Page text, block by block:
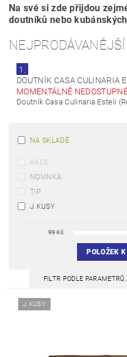
Na své si zde přijdou
doutníků nebo
NEJPRODÁVANĚJŠÍ
1.
DOUTNÍK CASA CULINARIA
MOMENTÁLNĚ
Doutník Casa Culinaria Esteli
NA SKLADĚ
AKCE
NOVINKA
TIP
J.KUSY
99 Kč
POLOŽEK
FILTR PODLE
J.KUSY